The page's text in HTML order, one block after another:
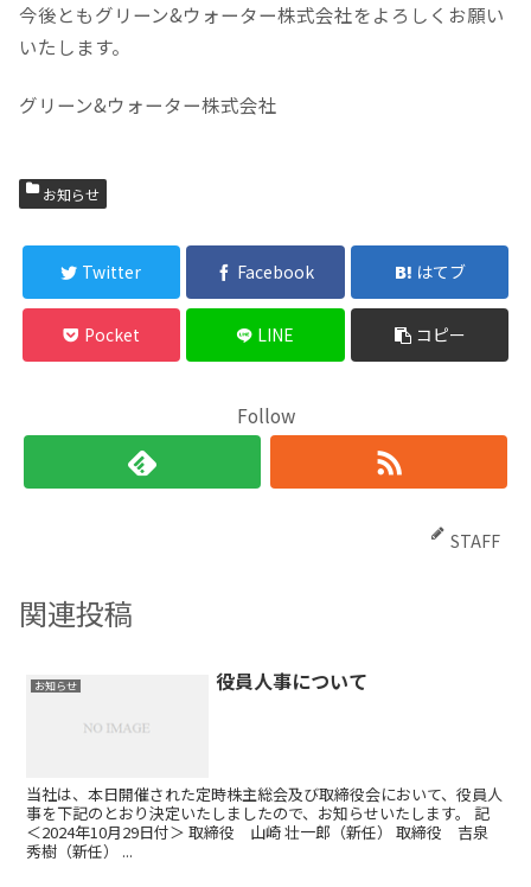
今後ともグリーン&ウォーター株式会社をよろしくお願い
いたします。
グリーン&ウォーター株式会社
お知らせ
Twitter Facebook はてブ
Pocket LINE コピー
Follow
STAFF
関連投稿
お知らせ 役員人事について
当社は、本日開催された定時株主総会及び取締役会において、役員人
事を下記のとおり決定いたしましたので、お知らせいたします。 記
＜2024年10月29日付＞ 取締役 山崎 壮一郎（新任） 取締役 吉泉
秀樹（新任） ...